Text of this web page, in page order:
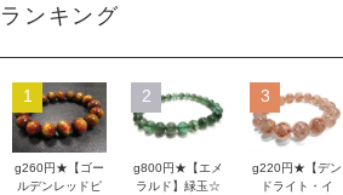
ランキング
1
g260円★【ゴー
ルデンレッドピ
2
g800円★【エメ
ラルド】緑玉☆
3
g220円★【デン
ドライト・イ